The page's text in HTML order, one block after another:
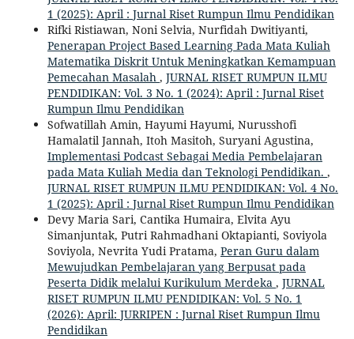
1 (2025): April : Jurnal Riset Rumpun Ilmu Pendidikan
Rifki Ristiawan, Noni Selvia, Nurfidah Dwitiyanti,
Penerapan Project Based Learning Pada Mata Kuliah
Matematika Diskrit Untuk Meningkatkan Kemampuan
Pemecahan Masalah , JURNAL RISET RUMPUN ILMU
PENDIDIKAN: Vol. 3 No. 1 (2024): April : Jurnal Riset
Rumpun Ilmu Pendidikan
Sofwatillah Amin, Hayumi Hayumi, Nurusshofi
Hamalatil Jannah, Itoh Masitoh, Suryani Agustina,
Implementasi Podcast Sebagai Media Pembelajaran
pada Mata Kuliah Media dan Teknologi Pendidikan. ,
JURNAL RISET RUMPUN ILMU PENDIDIKAN: Vol. 4 No.
1 (2025): April : Jurnal Riset Rumpun Ilmu Pendidikan
Devy Maria Sari, Cantika Humaira, Elvita Ayu
Simanjuntak, Putri Rahmadhani Oktapianti, Soviyola
Soviyola, Nevrita Yudi Pratama, Peran Guru dalam
Mewujudkan Pembelajaran yang Berpusat pada
Peserta Didik melalui Kurikulum Merdeka , JURNAL
RISET RUMPUN ILMU PENDIDIKAN: Vol. 5 No. 1
(2026): April: JURRIPEN : Jurnal Riset Rumpun Ilmu
Pendidikan